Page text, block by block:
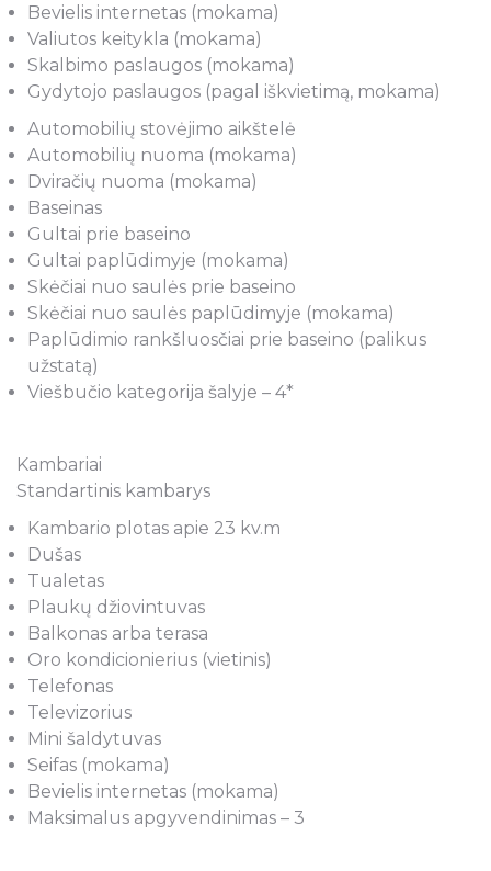
Bevielis internetas (mokama)
Valiutos keitykla (mokama)
Skalbimo paslaugos (mokama)
Gydytojo paslaugos (pagal iškvietimą, mokama)
Automobilių stovėjimo aikštelė
Automobilių nuoma (mokama)
Dviračių nuoma (mokama)
Baseinas
Gultai prie baseino
Gultai paplūdimyje (mokama)
Skėčiai nuo saulės prie baseino
Skėčiai nuo saulės paplūdimyje (mokama)
Paplūdimio rankšluosčiai prie baseino (palikus
užstatą)
Viešbučio kategorija šalyje – 4*
Kambariai
Standartinis kambarys
Kambario plotas apie 23 kv.m
Dušas
Tualetas
Plaukų džiovintuvas
Balkonas arba terasa
Oro kondicionierius (vietinis)
Telefonas
Televizorius
Mini šaldytuvas
Seifas (mokama)
Bevielis internetas (mokama)
Maksimalus apgyvendinimas – 3